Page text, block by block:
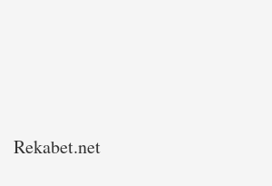
Rekabet.net